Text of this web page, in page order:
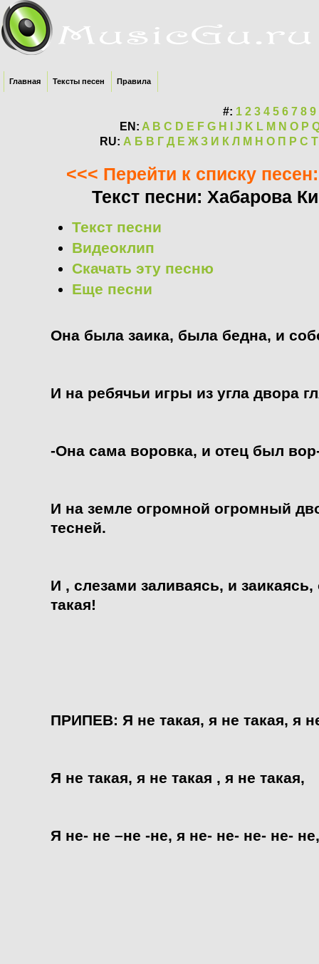
Главная Тексты песен Правила
#: 1 2 3 4 5 6 7 8 9
EN: A B C D E F G H J K L M N O P
RU: А Б В Г Д Е Ж З И К Л М Н О П Р С Т
<<< Перейти к списку
Текст песни: Хабарова
Текст песни
Видеоклип
Скачать эту песню
Еще песни
Она была заика, была бедна, и
И на ребячьи игры из угла двора
-Она сама воровка, и отец был
И на земле огромной огромный
тесней.
И , слезами заливаясь, и
такая!
ПРИПЕВ: Я не такая, я не такая, я
Я не такая, я не такая , я не такая,
Я не- не –не -не, я не- не- не- не-